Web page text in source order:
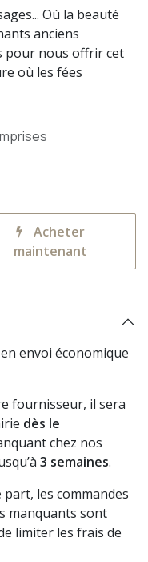
Où la beauté
anciens
pour nous offrir cet
où les fées
Acheter
maintenant
envoi économique
fournisseur, il sera
dès le
chez nos
3 semaines.
les commandes
manquants sont
limiter les frais de